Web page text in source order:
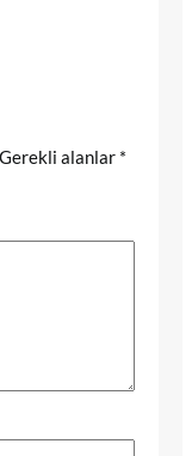
Gerekli alanlar *